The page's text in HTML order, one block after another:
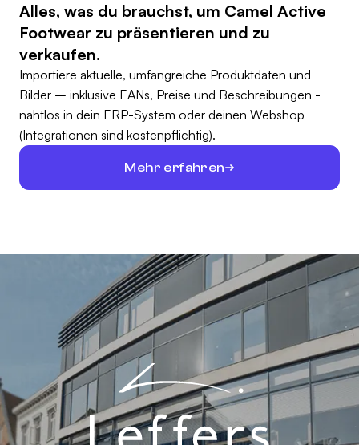
Alles, was du brauchst, um Camel Active
Footwear zu präsentieren und zu
verkaufen.
Importiere aktuelle, umfangreiche Produktdaten und
Bilder – inklusive EANs, Preise und Beschreibungen -
nahtlos in dein ERP-System oder deinen Webshop
(Integrationen sind kostenpflichtig).
Mehr erfahren